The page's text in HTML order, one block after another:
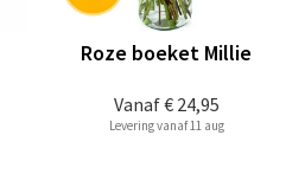
Vanaf€ 24,95
Roze boeket Millie
Levering vanaf 11 aug